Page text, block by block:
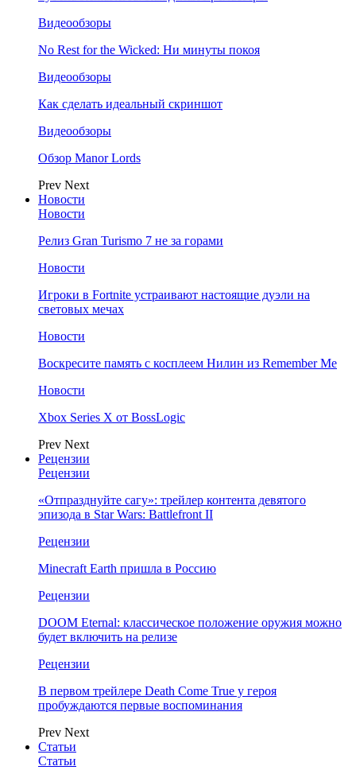
Видеообзоры
No Rest for the Wicked: Ни минуты покоя
Видеообзоры
Как сделать идеальный скриншот
Видеообзоры
Обзор Manor Lords
Prev Next
Новости
Новости
Релиз Gran Turismo 7 не за горами
Новости
Игроки в Fortnite устраивают настоящие дуэли на
световых мечах
Новости
Воскресите память с косплеем Нилин из Remember Me
Новости
Xbox Series X от BossLogic
Prev Next
Рецензии
Рецензии
«Отпразднуйте сагу»: трейлер контента девятого
эпизода в Star Wars: Battlefront II
Рецензии
Minecraft Earth пришла в Россию
Рецензии
DOOM Eternal: классическое положение оружия можно
будет включить на релизе
Рецензии
В первом трейлере Death Come True у героя
пробуждаются первые воспоминания
Prev Next
Статьи
Статьи